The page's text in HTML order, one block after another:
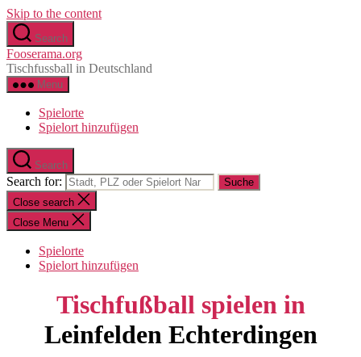
Skip to the content
Search
Fooserama.org
Tischfussball in Deutschland
Menu
Spielorte
Spielort hinzufügen
Search
Search for:
Close search
Close Menu
Spielorte
Spielort hinzufügen
Tischfußball spielen in
Leinfelden Echterdingen